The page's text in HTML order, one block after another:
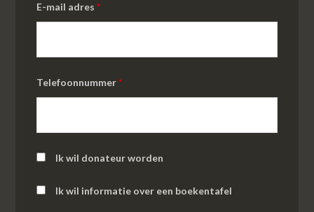
E-mail adres*
Telefoonnummer*
Ik wil donateur worden
Ik wil informatie over een boekentafel